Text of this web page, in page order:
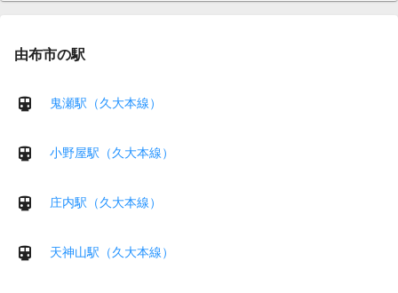
由布市の駅
鬼瀬駅（久大本線）
小野屋駅（久大本線）
庄内駅（久大本線）
天神山駅（久大本線）